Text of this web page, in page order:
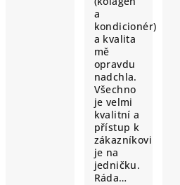
a
kondicionér)
a kvalita
mě
opravdu
nadchla.
Všechno
je velmi
kvalitní a
přístup k
zákazníkovi
je na
jedničku.
Ráda…